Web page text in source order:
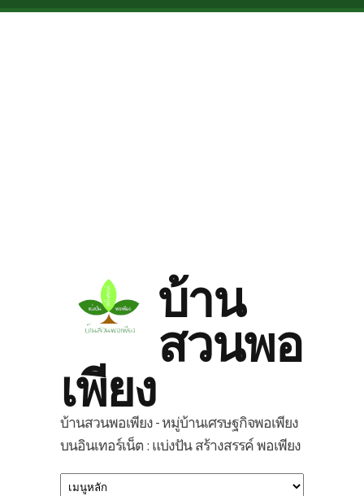
Skip to main content
บ้าน
สวนพอ
เพียง
บ้านสวนพอเพียง - หมู่บ้านเศรษฐกิจพอเพียง
บนอินเทอร์เน็ต : แบ่งปัน สร้างสรรค์ พอเพียง